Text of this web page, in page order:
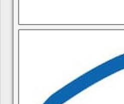
В квитанциях ошибки, в